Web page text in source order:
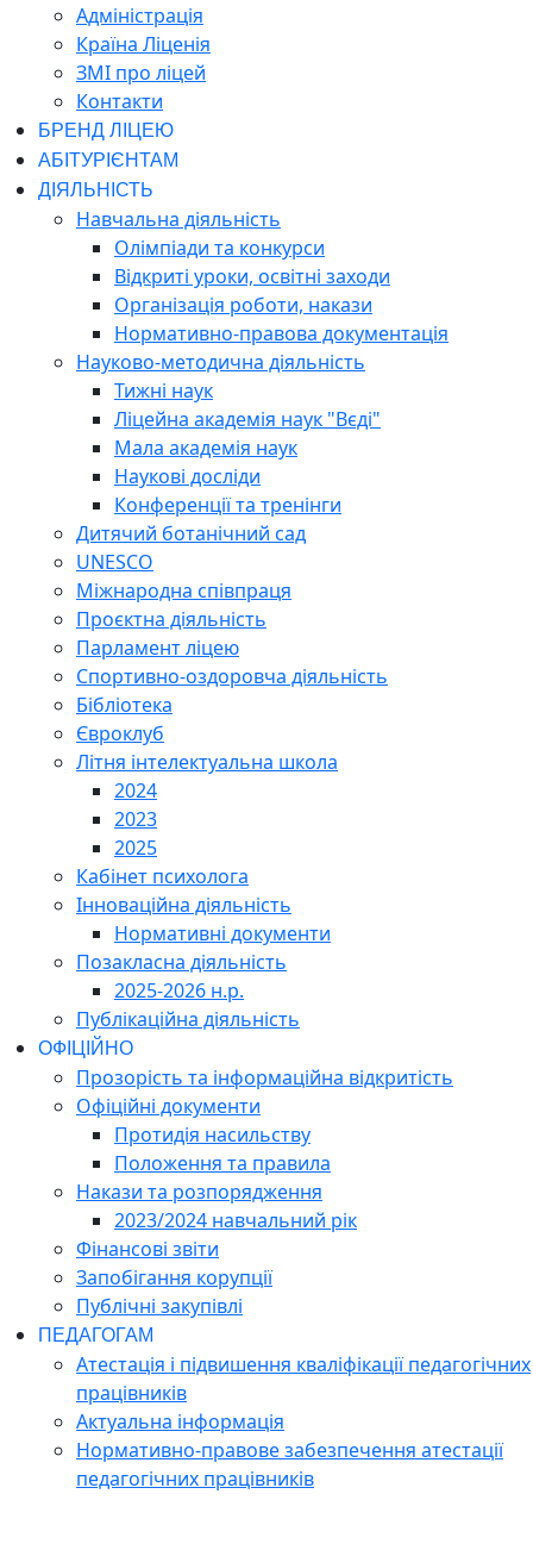
Адміністрація
Країна Ліценія
ЗМІ про ліцей
Контакти
БРЕНД ЛІЦЕЮ
АБІТУРІЄНТАМ
ДІЯЛЬНІСТЬ
Навчальна діяльність
Олімпіади та конкурси
Відкриті уроки, освітні заходи
Організація роботи, накази
Нормативно-правова документація
Науково-методична діяльність
Тижні наук
Ліцейна академія наук "Вєді"
Мала академія наук
Наукові досліди
Конференції та тренінги
Дитячий ботанічний сад
UNESCO
Міжнародна співпраця
Проєктна діяльність
Парламент ліцею
Спортивно-оздоровча діяльність
Бібліотека
Євроклуб
Літня інтелектуальна школа
2024
2023
2025
Кабінет психолога
Інноваційна діяльність
Нормативні документи
Позакласна діяльність
2025-2026 н.р.
Публікаційна діяльність
ОФІЦІЙНО
Прозорість та інформаційна відкритість
Офіційні документи
Протидія насильству
Положення та правила
Накази та розпорядження
2023/2024 навчальний рік
Фінансові звіти
Запобігання корупції
Публічні закупівлі
ПЕДАГОГАМ
Атестація і підвишення кваліфікації педагогічних
працівників
Актуальна інформація
Нормативно-правове забезпечення атестації
педагогічних працівників